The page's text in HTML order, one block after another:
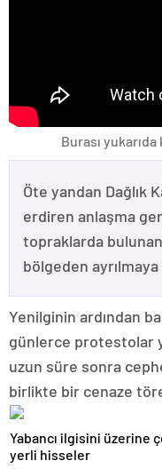
Burası
Öte yandan Dağlık
erdiren anlaşma
topraklarda
bölgeden
Yenilginin ardından
günlerce protestolar
uzun süre sonra
birlikte bir cenaze
Yabancı ilgisini üzerine
yerli hisseler